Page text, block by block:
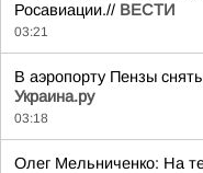
Росавиации.// ВЕСТИ
03:21
В аэропорту Пензы
Украина.ру
03:18
Олег Мельниченко: На